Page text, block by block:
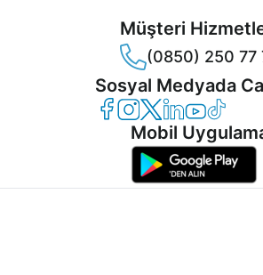
Müşteri
(0850) 250 77
Sosyal Medyada
Casper Facebook
Casper Instagram
Casper Twitter
Casper LinkedIn
CasperCasper
Mobil